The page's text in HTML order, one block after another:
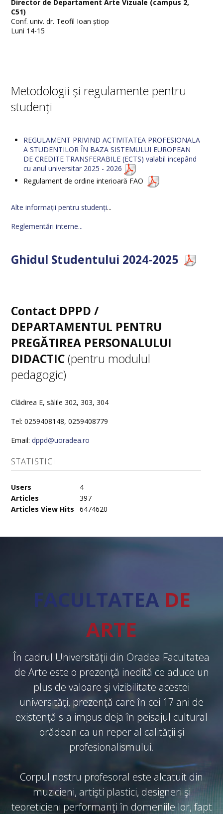
Director de Departament Arte Vizuale (campus 2,
C51)
Conf. univ. dr. Teofil Ioan știop
Luni 14-15
Metodologii și regulamente pentru
studenți
REGULAMENT PRIVIND ACTIVITATEA PROFESIONALA
A STUDENTILOR ÎN BAZA SISTEMULUI EUROPEAN
DE CREDITE TRANSFERABILE (ECTS) valabil incepând
cu anul universitar 2025 - 2026
Regulament de ordine interioară FAO
Alte informații pentru studenți...
Reglementări interne...
Ghidul Studentului 2024-2025
Contact DPPD /
DEPARTAMENTUL PENTRU
PREGĂTIREA PERSONALULUI
DIDACTIC(pentru modulul
pedagogic)
Clădirea E, sălile 302, 303, 304
Tel: 0259408148, 0259408779
Email: dppd@uoradea.ro
STATISTICI
Users
4
Articles
397
Articles View Hits
6474620
FACULTATEA DE
ARTE
În cadrul Universităţii din Oradea Facultatea
de Arte este o prezenţă inedită ce aduce un
plus de valoare şi vizibilitate acestei
universităţi, prezenţă care în cei 17 ani de
existenţă s-a impus deja în peisajul cultural
orădean ca un reper al calităţii şi
profesionalismului.
Corpul nostru profesoral este alcatuit din
muzicieni, artişti plastici, designeri şi
teoreticieni performanţi în domeniile lor, fapt